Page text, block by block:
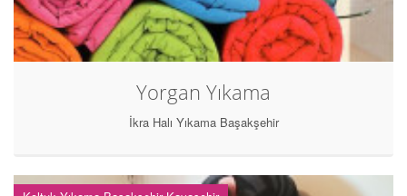
Yorgan Yıkama
İkra Halı Yıkama Başakşehir